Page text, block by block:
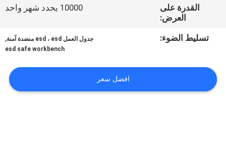
أخبار
حالات
القدرة على
العرض:
10000 يحدد شهر واحد
تسليط الضوء: جدول العمل esd ، esd منضدة آمنة ,
esd safe workbench
افضل سعر